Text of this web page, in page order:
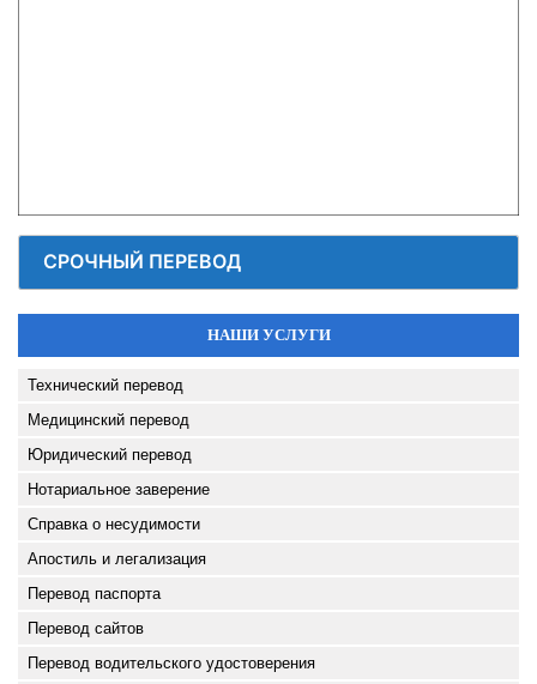
СРОЧНЫЙ ПЕРЕВОД
НАШИ УСЛУГИ
Технический перевод
Медицинский перевод
Юридический перевод
Нотариальное заверение
Справка о несудимости
Апостиль и легализация
Перевод паспорта
Перевод сайтов
Перевод водительского удостоверения